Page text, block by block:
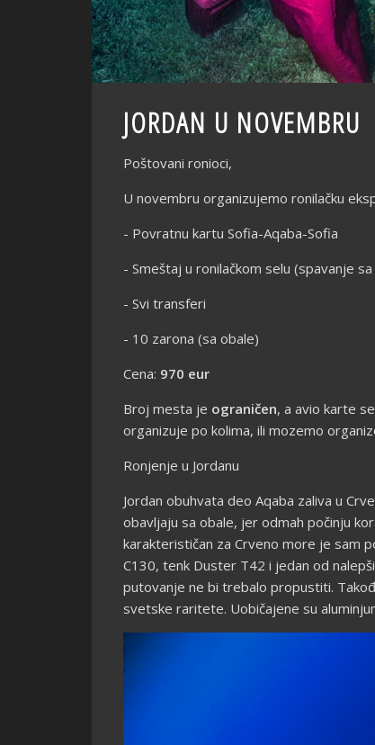
JORDAN U NOVEMBRU
Poštovani ronioci,
U novembru organizujemo ronilačku
- Povratnu kartu Sofia-Aqaba-Sofia
- Smeštaj u ronilačkom selu (spavanje
- Svi transferi
- 10 zarona (sa obale)
Cena: 970 eur
Broj mesta je ograničen, a avio karte
organizuje po kolima, ili mozemo
Ronjenje u Jordanu
Jordan obuhvata deo Aqaba zaliva u
obavljaju sa obale, jer odmah počinju
karakterističan za Crveno more je sam
C130, tenk Duster T42 i jedan od
putovanje ne bi trebalo propustiti.
svetske raritete. Uobičajene su